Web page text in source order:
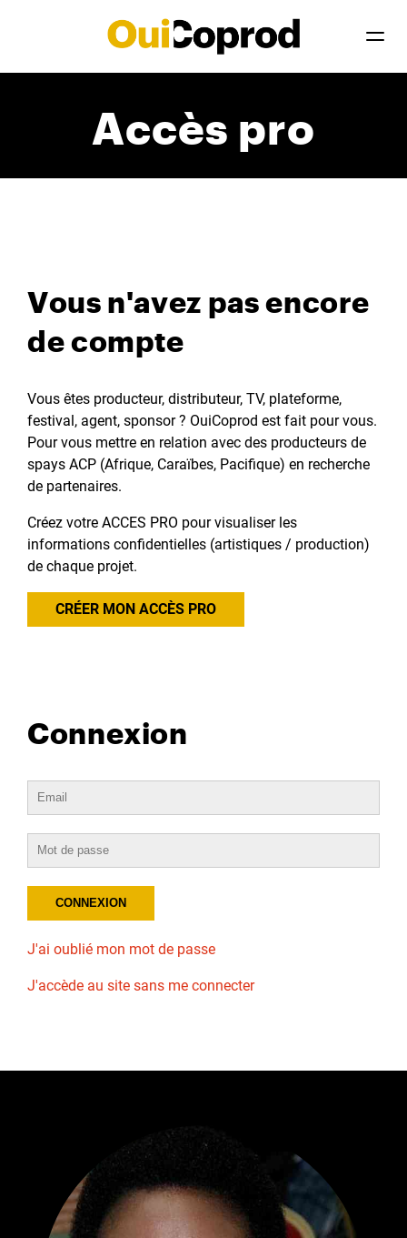
Accès pro
Vous n'avez pas encore
de compte
Vous êtes producteur, distributeur, TV, plateforme,
festival, agent, sponsor ? OuiCoprod est fait pour vous.
Pour vous mettre en relation avec des producteurs de
spays ACP (Afrique, Caraïbes, Pacifique) en recherche
de partenaires.
Créez votre ACCES PRO pour visualiser les
informations confidentielles (artistiques / production)
de chaque projet.
CRÉER MON ACCÈS PRO
Connexion
J'ai oublié mon mot de passe
J'accède au site sans me connecter